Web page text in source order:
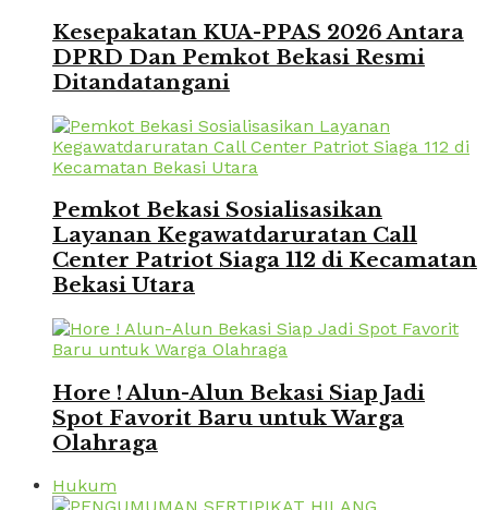
Kesepakatan KUA-PPAS 2026 Antara
DPRD Dan Pemkot Bekasi Resmi
Ditandatangani
Pemkot Bekasi Sosialisasikan
Layanan Kegawatdaruratan Call
Center Patriot Siaga 112 di Kecamatan
Bekasi Utara
Hore ! Alun-Alun Bekasi Siap Jadi
Spot Favorit Baru untuk Warga
Olahraga
Hukum